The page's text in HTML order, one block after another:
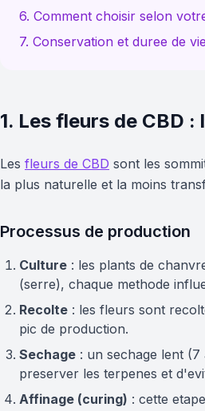
6. Comment choisir selon
7. Conservation et duree de vie
1. Les fleurs de CBD
Les fleurs de CBD sont les
la plus naturelle et la moins
Processus de production
Culture : les plants de
(serre), chaque methode
Recolte : les fleurs sont
pic de production.
Sechage : un sechage lent
preserver les terpenes et
Affinage (curing) : cette